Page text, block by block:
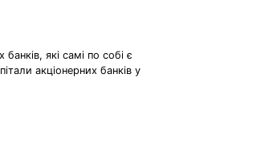
які самі по собі є
акціонерних банків у